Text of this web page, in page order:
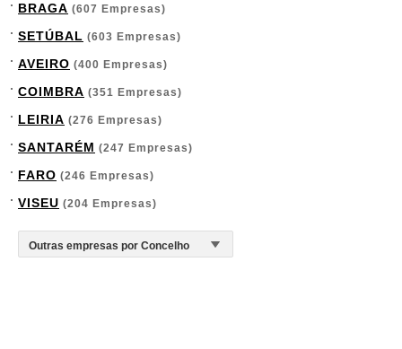
BRAGA (607 Empresas)
SETÚBAL (603 Empresas)
AVEIRO (400 Empresas)
COIMBRA (351 Empresas)
LEIRIA (276 Empresas)
SANTARÉM (247 Empresas)
FARO (246 Empresas)
VISEU (204 Empresas)